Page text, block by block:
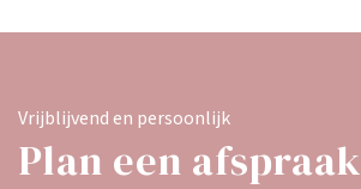
Vrijblijvend en persoonlijk
Plan een afspraak